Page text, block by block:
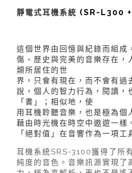
靜電式耳機系統 (SR-L300
這個世界由回憶與紀錄而組成
傷、歷史與完美的音樂存在，
類所居住的世
界，只會有現在，而不會有過
說，個人的智力行為，閱讀，
「書」；相似地，使
用耳機聆聽音樂，也是極為個
藉由時光機在時空中遨遊一樣
「絕對值」在音響作為一項工
耳機系統SRS-3100獲得了所
純度的音色。音樂訊源實現了